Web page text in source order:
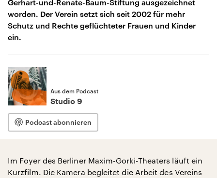
Gerhart-und-Renate-Baum-Stiftung ausgezeichnet
worden. Der Verein setzt sich seit 2002 für mehr
Schutz und Rechte geflüchteter Frauen und Kinder
ein.
Aus dem Podcast
Studio 9
Podcast abonnieren
Im Foyer des Berliner Maxim-Gorki-Theaters läuft ein
Kurzfilm. Die Kamera begleitet die Arbeit des Vereins